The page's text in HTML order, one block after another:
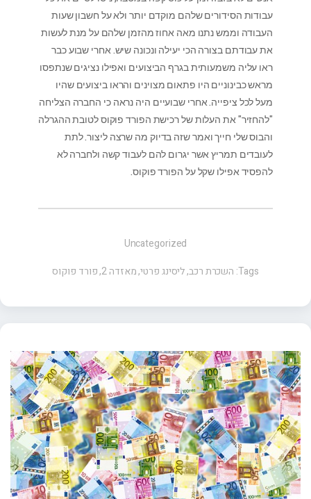
עבודות הסידורים שלהם מוקדם יותר ולא על חשבון שעות
העבודה וממש נתנו מאה אחוז מהזמן שלהם על מנת לעשות
את עבודתם בצורה הכי יעילה ונכונה שיש. אחרי שבוע כבר
ראו עליה משמעותית בגרף הביצועים ואפילו נציגים שנתפסו
מראש כבינוניים היו פתאום מצוינים והראו ביצועים שהיו
מעל לכל ציפייה. אחרי שבועיים היה נראה כי החברה הצליחה
"להחזיר" את העלות של רכישת הפורד פוקוס לטובת ההגרלה
והבוס שלי חייך ואמר שזה בדיוק מה שרצה ליצור. לתת
לעובדים תמריץ אשר יגרום להם לעבוד קשה ולחברה לא
להפסיד אפילו שקל על הפורד פוקוס.
Uncategorized
Tags: השכרת רכב,ליסינג פרטי,מאזדה 2 ,פורד פוקוס